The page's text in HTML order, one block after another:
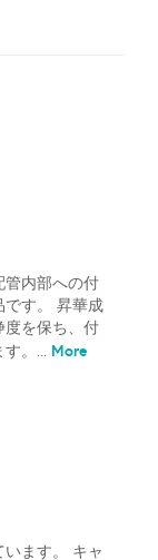
管内部への付
です。 昇華成
度を保ち、付
。... More
ます。 キャ